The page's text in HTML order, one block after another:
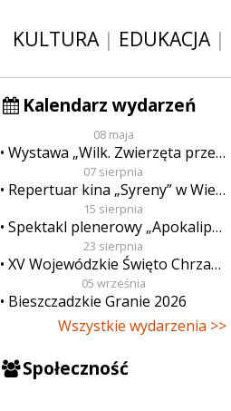
KULTURA| EDUKACJA|
Kalendarz wydarzeń
08 maja
Wystawa „Wilk. Zwierzęta przeklęte”
07 sierpnia
Repertuar kina „Syreny” w Wieluniu w dn. od 7 do 13 sierpnia
15 sierpnia
Spektakl plenerowy „Apokalipsa”
23 sierpnia
XV Wojewódzkie Święto Chrzanu
05 września
Bieszczadzkie Granie 2026
Wszystkie wydarzenia >>
Społeczność